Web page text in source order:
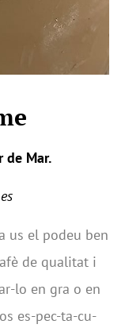
de Mar.
us el podeu ben
de qualitat i
lo en gra o en
es-pec-ta-cu-